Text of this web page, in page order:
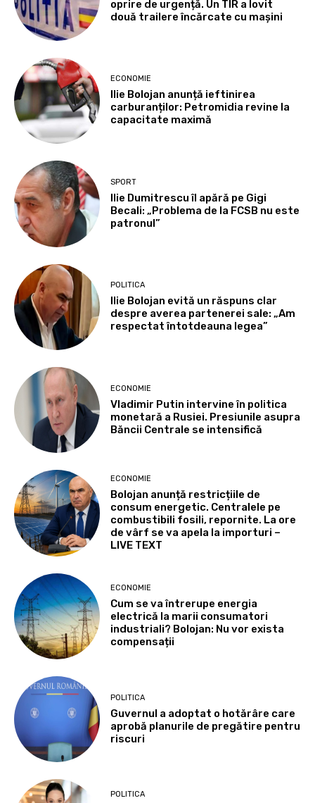
oprire de urgență. Un TIR a lovit
două trailere încărcate cu mașini
ECONOMIE
Ilie Bolojan anunță ieftinirea
carburanților: Petromidia revine la
capacitate maximă
SPORT
Ilie Dumitrescu îl apără pe Gigi
Becali: „Problema de la FCSB nu este
patronul”
POLITICA
Ilie Bolojan evită un răspuns clar
despre averea partenerei sale: „Am
respectat întotdeauna legea”
ECONOMIE
Vladimir Putin intervine în politica
monetară a Rusiei. Presiunile asupra
Băncii Centrale se intensifică
ECONOMIE
Bolojan anunță restricțiile de
consum energetic. Centralele pe
combustibili fosili, repornite. La ore
de vârf se va apela la importuri –
LIVE TEXT
ECONOMIE
Cum se va întrerupe energia
electrică la marii consumatori
industriali? Bolojan: Nu vor exista
compensații
POLITICA
Guvernul a adoptat o hotărâre care
aprobă planurile de pregătire pentru
riscuri
POLITICA